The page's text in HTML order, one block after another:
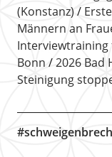
(Konstanz)
Männern an
Interviewtraining
Bonn
2026 Bad
Steinigung